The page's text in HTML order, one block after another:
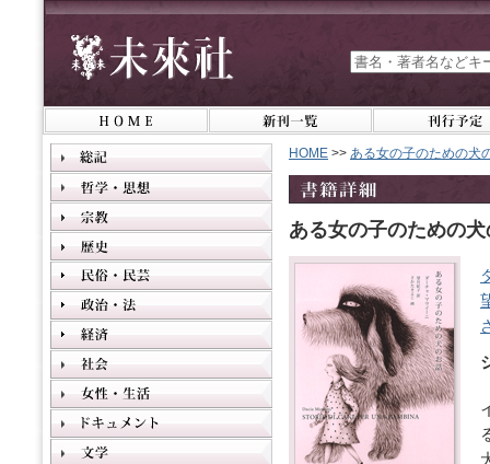
HOME >> ある女の子のための犬
ある女の子のための